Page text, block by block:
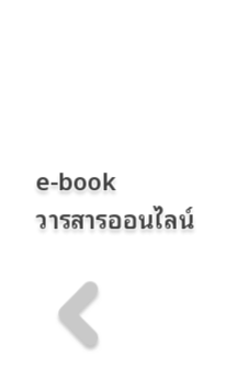
e-book
วารสารออนไลน์